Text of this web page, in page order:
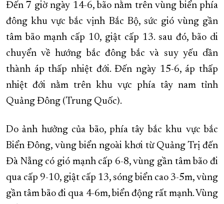
Đến 7 giờ ngày 14-6, bão nằm trên vùng biển phía
đông khu vực bắc vịnh Bắc Bộ, sức gió vùng gần
tâm bão mạnh cấp 10, giật cấp 13. sau đó, bão di
chuyển về hướng bắc đông bắc và suy yếu dần
thành áp thấp nhiệt đới. Đến ngày 15-6, áp thấp
nhiệt đới nằm trên khu vực phía tây nam tỉnh
Quảng Đông (Trung Quốc).
Do ảnh hưởng của bão, phía tây bắc khu vực bắc
Biển Đông, vùng biển ngoài khơi từ Quảng Trị đến
Đà Nẵng có gió mạnh cấp 6-8, vùng gần tâm bão đi
qua cấp 9-10, giật cấp 13, sóng biển cao 3-5m, vùng
gần tâm bão đi qua 4-6m, biển động rất mạnh. Vùng